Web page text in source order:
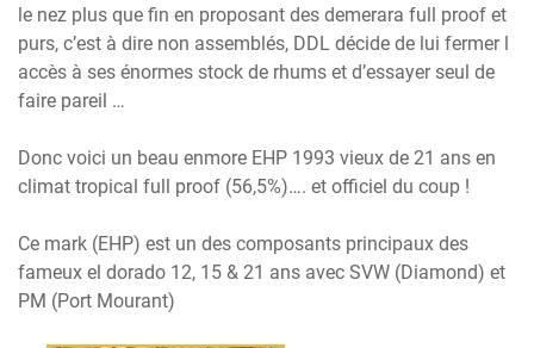
le nez plus que fin en proposant des demerara full proof et
purs, c’est à dire non assemblés, DDL décide de lui fermer l
accès à ses énormes stock de rhums et d’essayer seul de
faire pareil …
Donc voici un beau enmore EHP 1993 vieux de 21 ans en
climat tropical full proof (56,5%)…. et officiel du coup !
Ce mark (EHP) est un des composants principaux des
fameux el dorado 12, 15 & 21 ans avec SVW (Diamond) et
PM (Port Mourant)